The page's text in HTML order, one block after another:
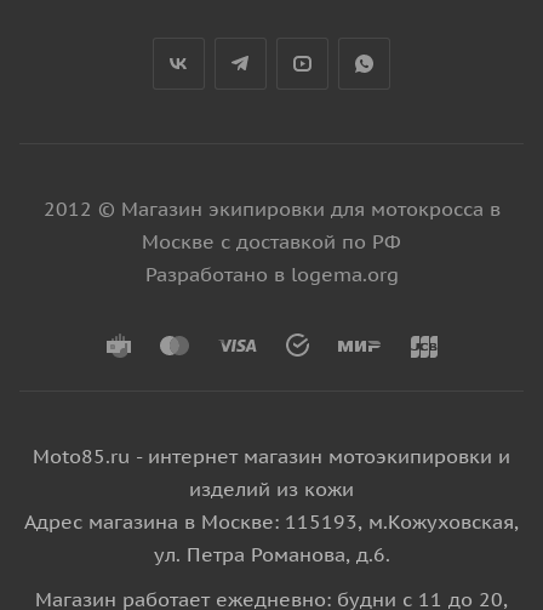
2012 © Магазин экипировки для мотокросса в
Москве с доставкой по РФ
Разработано в logema.org
Moto85.ru - интернет магазин мотоэкипировки и
изделий из кожи
Адрес магазина в Москве: 115193, м.Кожуховская,
ул. Петра Романова, д.6.
Магазин работает ежедневно: будни с 11 до 20,